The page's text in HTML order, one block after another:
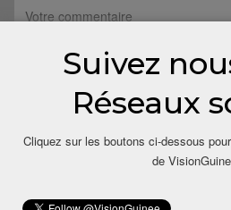
Suivez
Réseaux
Cliquez sur les boutons ci-dessous
de